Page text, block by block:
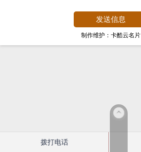
制作维护：卡酷云名片
拨打电话